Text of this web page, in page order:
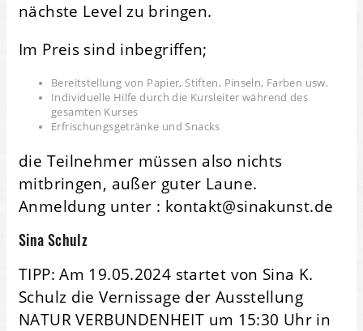
nächste Level zu bringen.
Im Preis sind inbegriffen;
Bereitstellung von Papier, Stiften, Pinseln, Farben usw.
Individuelle Hilfe durch die Kursleiter während des
gesamten Kurses
Erfrischungsgetränke und Snacks
die Teilnehmer müssen also nichts
mitbringen, außer guter Laune.
Anmeldung unter : kontakt@sinakunst.de
Sina Schulz
TIPP: Am 19.05.2024 startet von Sina K.
Schulz die Vernissage der Ausstellung
NATUR VERBUNDENHEIT um 15:30 Uhr in